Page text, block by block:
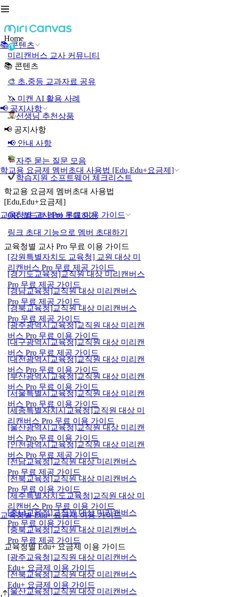
📚 콘텐츠
📢 공지사항
학교용 요금제 멤버초대 사용법 [Edu,Edu+요금제]
교육청별 교사 Pro 무료 이용 가이드
교육청별 Edu+ 요금제 이용 가이드
Home
미리캔버스 교사 커뮤니티
📚 콘텐츠
🎨 초.중등 교과자료 공유
🦄 미캔 AI 활용 사례
선생님 추천상품
📢 공지사항
📢 안내 사항
자주 묻는 질문 모음
학습지원 소프트웨어 체크리스트
학교용 요금제 멤버초대 사용법
[Edu,Edu+요금제]
QR 코드로 멤버 초대하기
링크 초대 기능으로 멤버 초대하기
교육청별 교사 Pro 무료 이용 가이드
[강원특별자치도 교육청] 교원 대상 미
리캔버스 Pro 무료 제공 가이드
[경기도교육청]교직원 대상 미리캔버스
Pro 무료 제공 가이드
[경남교육청]교직원 대상 미리캔버스
Pro 무료 제공 가이드
[경북교육청]교직원 대상 미리캔버스
Pro 무료 제공 가이드
[광주광역시교육청]교직원 대상 미리캔
버스 Pro 무료 이용 가이드
[대구광역시교육청]교직원 대상 미리캔
버스 Pro 무료 제공 가이드
[대전광역시교육청]교직원 대상 미리캔
버스 Pro 무료 이용 가이드
[부산광역시교육청]교직원 대상 미리캔
버스 Pro 무료 이용 가이드
[서울특별시교육청]교직원 대상 미리캔
버스 Pro 무료 이용 가이드
[세종특별자치시교육청]교직원 대상 미
리캔버스 Pro 무료 이용 가이드
[울산광역시교육청]교직원 대상 미리캔
버스 Pro 무료 이용 가이드
[인천광역시교육청]교직원 대상 미리캔
버스 Pro 무료 제공 가이드
[전남교육청]교직원 대상 미리캔버스
Pro 무료 제공 가이드
[전북교육청]교직원 대상 미리캔버스
Pro 무료 이용 가이드
[제주특별자치도교육청]교직원 대상 미
리캔버스 Pro 무료 이용 가이드
[충남교육청]교직원 대상 미리캔버스
Pro 무료 이용 가이드
[충북교육청]교직원 대상 미리캔버스
Pro 무료 제공 가이드
교육청별 Edu+ 요금제 이용 가이드
[광주교육청]교직원 대상 미리캔버스
Edu+ 요금제 이용 가이드
[전북교육청]교직원 대상 미리캔버스
Edu+ 요금제 이용 가이드
[울산교육청]교직원 대상 미리캔버스